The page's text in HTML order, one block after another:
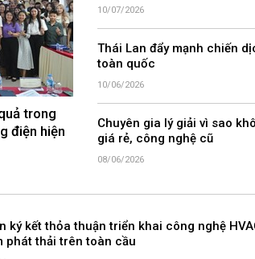
trong
điện hiện
10/07/2026
Thái Lan đẩy mạnh chiến
toàn quốc
10/06/2026
Chuyên gia lý giải vì sao
giá rẻ, công nghệ cũ
08/06/2026
ký kết thỏa thuận triển khai công nghệ
phát thải trên toàn cầu